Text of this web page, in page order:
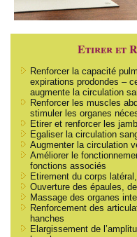
Etirer et
Renforcer la capacité
expirations prodondes –
augmente la circulation
Renforcer les muscles
stimuler les organes
Etirer et renforcer les
Egaliser la circulation
Augmenter la circulation
Améliorer le
fonctions associés
Etirement du corps
Ouverture des épaules,
Massage des organes
Renforcement des
hanches
Elargissement de